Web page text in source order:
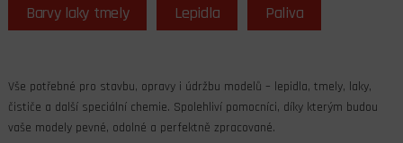
Barvy laky tmely Lepidla Paliva
Vše potřebné pro stavbu, opravy i údržbu modelů – lepidla, tmely, laky,
čističe a další speciální chemie. Spolehliví pomocníci, díky kterým budou
vaše modely pevné, odolné a perfektně zpracované.